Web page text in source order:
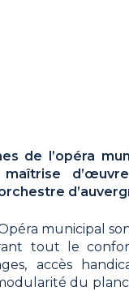
de l’opéra
municipal
tout le
accès
du